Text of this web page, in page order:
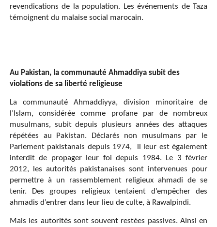
revendications de la population. Les événements de Taza
témoignent du malaise social marocain.
Au Pakistan, la communauté Ahmaddiya subit des
violations de sa liberté religieuse
La communauté Ahmaddiyya, division minoritaire de
l’Islam, considérée comme profane par de nombreux
musulmans, subit depuis plusieurs années des attaques
répétées au Pakistan. Déclarés non musulmans par le
Parlement pakistanais depuis 1974, il leur est également
interdit de propager
leur foi depuis 1984. Le 3 février
2012, les autorités pakistanaises sont intervenues pour
permettre à un rassemblement religieux ahmadi de se
tenir. Des groupes religieux tentaient d’empêcher des
ahmadis d’entrer dans leur lieu de culte, à Rawalpindi.
Mais les autorités sont souvent restées passives. Ainsi en